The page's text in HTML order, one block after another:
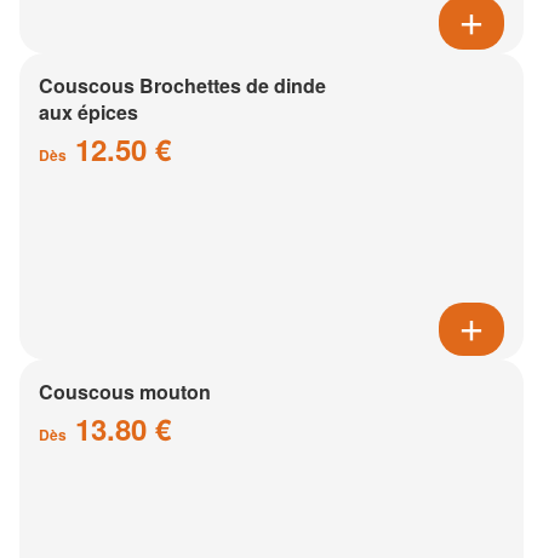
Couscous Brochettes de dinde
aux épices
Dès 12.50 €
Couscous mouton
Dès 13.80 €